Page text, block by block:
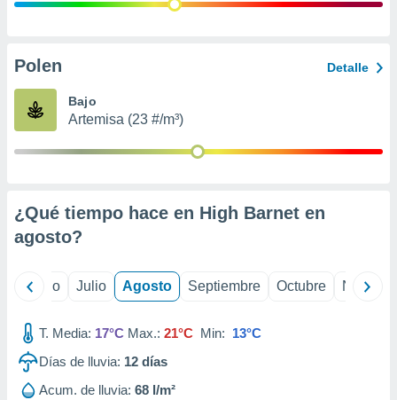
e
publicidad
Polen Detalle
Bajo
Artemisa (23 #/m³)
¿Qué tiempo hace en High Barnet en
agosto?
Junio Julio Agosto Septiembre Octubre
T. Media: 17°C Max.: 21°C Min: 13°C
Días de lluvia: 12 días
Acum. de lluvia: 68 l/m²